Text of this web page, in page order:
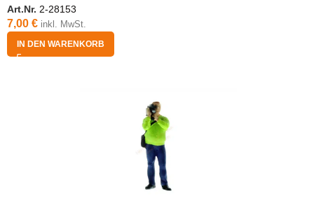
Art.Nr. 2-28153
7,00 € inkl. MwSt.
IN DEN WARENKORB